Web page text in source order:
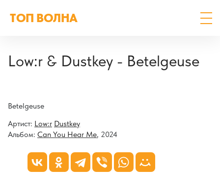
ТОП ВОЛНА
Low:r & Dustkey - Betelgeuse
Betelgeuse
Артист: Low:r Dustkey
Альбом: Can You Hear Me, 2024